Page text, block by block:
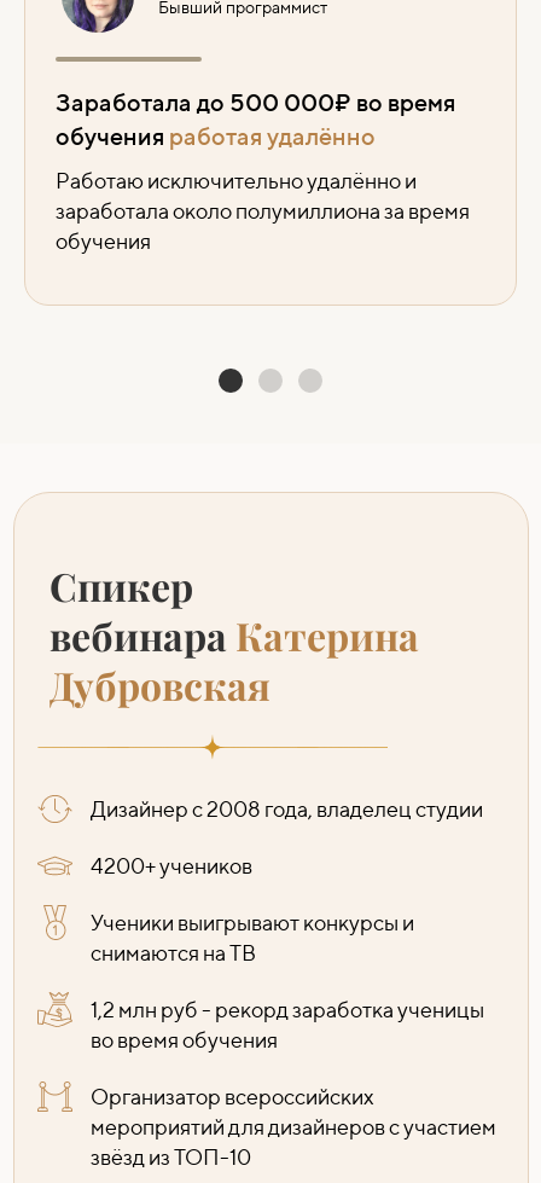
Бывший программист
Заработала до 500 000₽ во время
обучения работая удалённо
Работаю исключительно удалённо и
заработала около полумиллиона за время
обучения
Спикер
вебинара Катерина
Дубровская
Дизайнер с 2008 года, владелец студии
4200+ учеников
Ученики выигрывают конкурсы и
снимаются на ТВ
1,2 млн руб - рекорд заработка ученицы
во время обучения
Организатор всероссийских
мероприятий для дизайнеров с участием
звёзд из ТОП-10